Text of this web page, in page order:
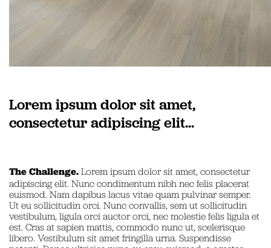
Lorem ipsum dolor sit amet,
consectetur adipiscing elit...
The Challenge.Lorem ipsum dolor sit amet, consectetur
adipiscing elit. Nunc condimentum nibh nec felis placerat
euismod. Nam dapibus lacus vitae quam pulvinar semper.
Ut eu sollicitudin orci. Nunc convallis, sem ut sollicitudin
vestibulum, ligula orci auctor orci, nec molestie felis ligula et
est. Cras at sapien mattis, commodo nunc ut, scelerisque
libero. Vestibulum sit amet fringilla urna. Suspendisse